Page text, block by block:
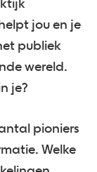
jou en je
publiek
wereld.
je?
pioniers
Welke